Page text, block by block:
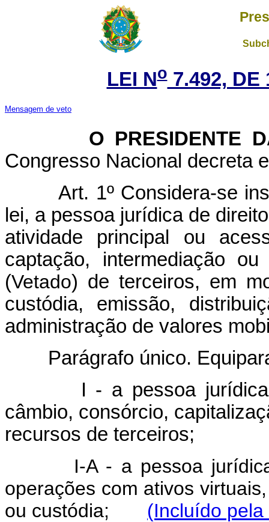
LEI No7.492, DE
Mensagem de veto
O PRESIDENTE DA
Congresso Nacional decreta
Art. 1º Considera-se
lei, a pessoa jurídica de
atividade principal ou
captação, intermediação
(Vetado) de terceiros, em
custódia, emissão,
administração de valores
Parágrafo único.
I - a pessoa
câmbio, consórcio,
recursos de terceiros;
I-A - a pessoa
operações com ativos
ou custódia; (Incluído